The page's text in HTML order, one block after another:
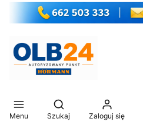
Menu
Otwórz wyszukiwarkę
Szukaj Zaloguj się